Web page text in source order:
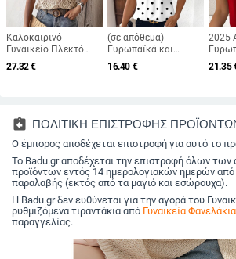
Καλοκαιρινό
Γυναικείο Πλεκτό
Γιλέκο με Κομμάτια
Αμάνικο Καλοκαιρινό
27.32€
(σε απόθεμα)
Ευρωπαϊκά και
Αμερικανικά
Διασυνοριακά
Neck, Μοντέρνο
Αμάνικο Μπλούζα
16.40 €
2025
Κάτω
21.35
assignment_return ΠΟΛΙΤΙΚΗ ΕΠΙΣΤΡΟΦΗΣ
Ο έμπορος αποδέχεται επιστροφή για αυτό το
Το Badu.gr αποδέχεται την επιστροφή όλων των
προϊόντων εντός 14 ημερολογιακών ημερών από
παραλαβής (εκτός από τα μαγιό και εσώρουχα).
Η Badu.gr δεν ευθύνεται για την αγορά του
ρυθμιζόμενα τιραντάκια από Γυναικεία Φανελάκια
παραγγελίας.